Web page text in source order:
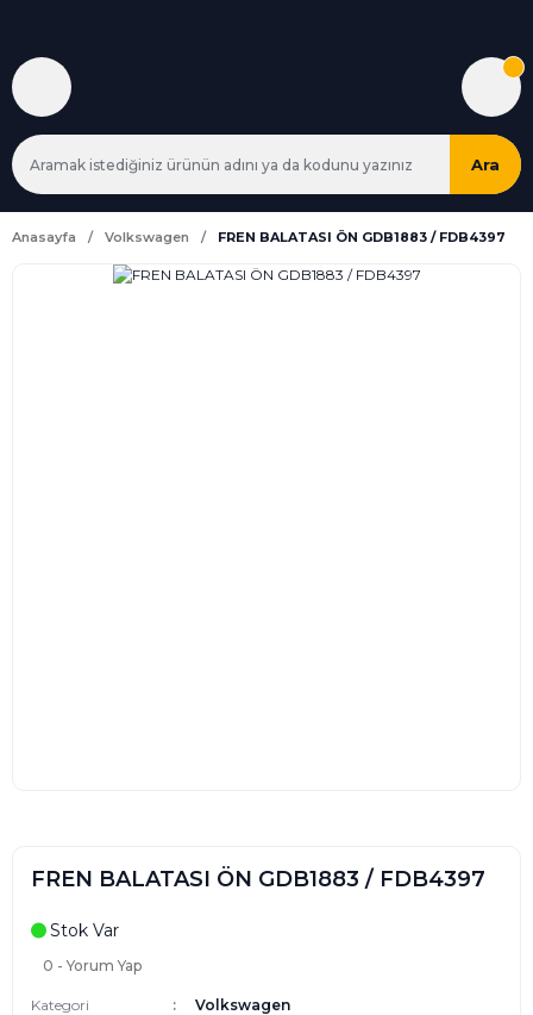
Ara
Anasayfa Volkswagen FREN BALATASI ÖN GDB1883 / FDB4397
FREN BALATASI ÖN GDB1883 / FDB4397
Stok Var
0 - Yorum Yap
Kategori
Volkswagen